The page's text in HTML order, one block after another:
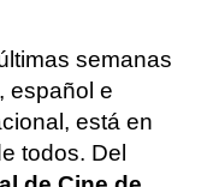
semanas
español e
está en
todos. Del